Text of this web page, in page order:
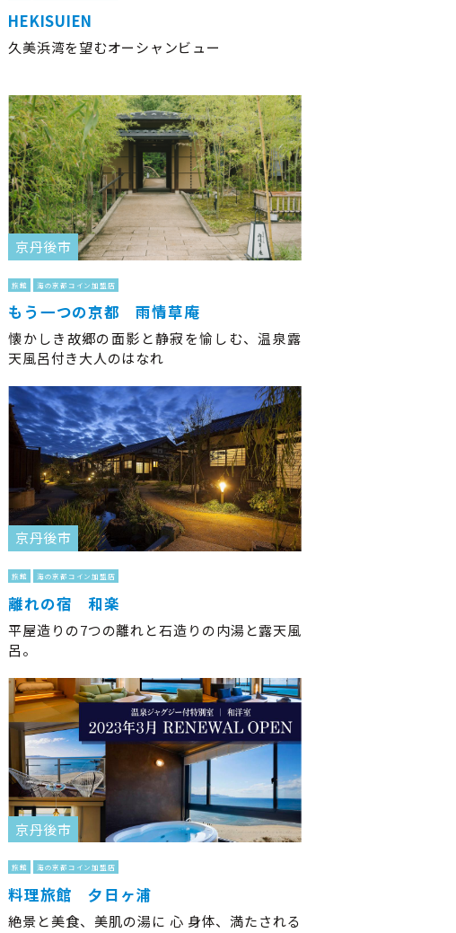
HEKISUIEN
久美浜湾を望むオーシャンビュー
京丹後市
旅館 海の京都コイン加盟店
もう一つの京都 雨情草庵
懐かしき故郷の面影と静寂を愉しむ、温泉露
天風呂付き大人のはなれ
京丹後市
旅館 海の京都コイン加盟店
離れの宿 和楽
平屋造りの7つの離れと石造りの内湯と露天風
呂。
京丹後市
旅館 海の京都コイン加盟店
料理旅館 夕日ヶ浦
絶景と美食、美肌の湯に 心 身体、満たされる